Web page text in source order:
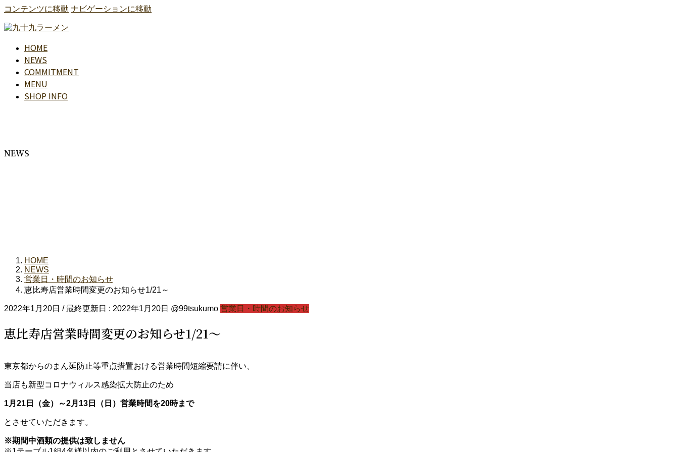
コンテンツに移動 ナビゲーションに移動
HOME
NEWS
COMMITMENT
MENU
SHOP INFO
NEWS
HOME
NEWS
営業日・時間のお知らせ
恵比寿店営業時間変更のお知らせ1/21～
2022年1月20日 / 最終更新日 : 2022年1月20日 @99tsukumo 営業日・時間のお知らせ
恵比寿店営業時間変更のお知らせ1/21～
東京都からのまん延防止等重点措置おける営業時間短縮要請に伴い、
当店も新型コロナウィルス感染拡大防止のため
1月21日（金）～2月13日（日）営業時間を20時まで
とさせていただきます。
※期間中酒類の提供は致しません